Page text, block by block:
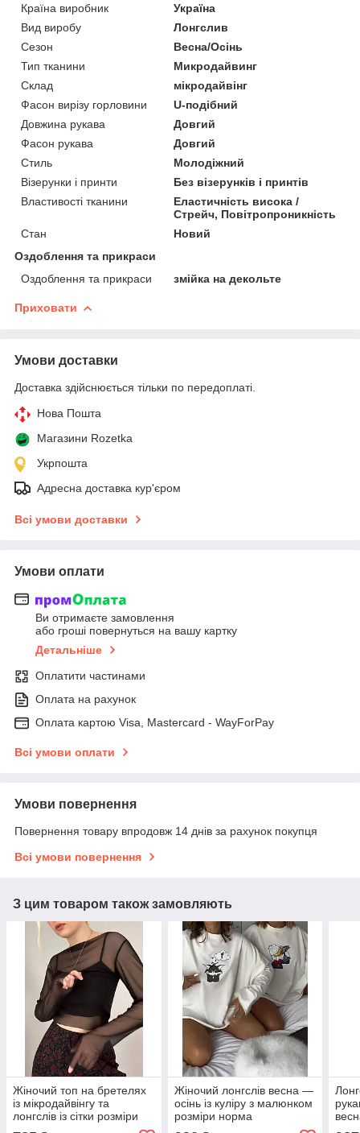
Країна виробник
Україна
Вид виробу
Лонгслив
Сезон
Весна/Осінь
Тип тканини
Микродайвинг
Склад
мікродайвінг
Фасон вирізу горловини
U-подібний
Довжина рукава
Довгий
Фасон рукава
Довгий
Стиль
Молодіжний
Візерунки і принти
Без візерунків і принтів
Властивості тканини
Еластичність висока /
Стрейч, Повітропроникність
Стан
Новий
Оздоблення та прикраси
Оздоблення та прикраси
змійка на декольте
Приховати
Умови доставки
Доставка здійснюється тільки по передоплаті.
Нова Пошта
Магазини Rozetka
Укрпошта
Адресна доставка кур'єром
Всі умови доставки
Умови оплати
Ви отримаєте замовлення
або гроші повернуться на вашу картку
Детальніше
Оплатити частинами
Оплата на рахунок
Оплата картою Visa, Mastercard - WayForPay
Всі умови оплати
Умови повернення
Повернення товару впродовж 14 днів за рахунок покупця
Всі умови повернення
З цим товаром також замовляють
Жіночий топ на бретелях
із мікродайвінгу та
лонгслів із сітки розміри
Жіночий лонгслів весна —
осінь із куліру з малюнком
розміри норма